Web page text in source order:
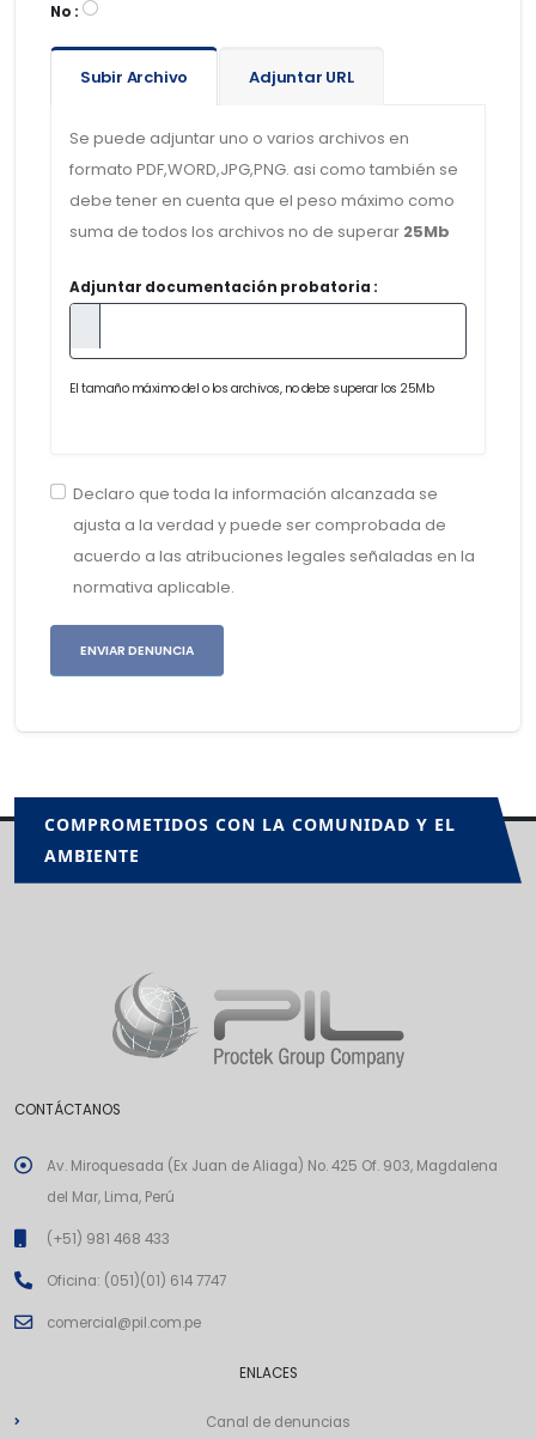
No :
Subir Archivo Adjuntar URL
Se puede adjuntar uno o varios archivos en
formato PDF,WORD,JPG,PNG. asi como también se
debe tener en cuenta que el peso máximo como
suma de todos los archivos no de superar 25Mb
Adjuntar documentación probatoria :
El tamaño máximo del o los archivos, no debe superar los 25Mb
Declaro que toda la información alcanzada se
ajusta a la verdad y puede ser comprobada de
acuerdo a las atribuciones legales señaladas en la
normativa aplicable.
ENVIAR DENUNCIA
COMPROMETIDOS CON LA COMUNIDAD Y EL
AMBIENTE
CONTÁCTANOS
Av. Miroquesada (Ex Juan de Aliaga) No. 425 Of. 903, Magdalena
del Mar, Lima, Perú
(+51) 981 468 433
Oficina: (051)(01) 614 7747
comercial@pil.com.pe
ENLACES
Canal de denuncias